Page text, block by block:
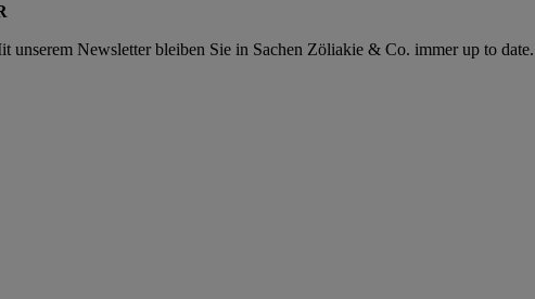
unserem Newsletter bleiben Sie in Sachen Zöliakie & Co. immer up to date.